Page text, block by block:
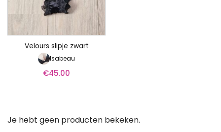
Velours slipje zwart
Isabeau
€45.00
Je hebt geen producten bekeken.